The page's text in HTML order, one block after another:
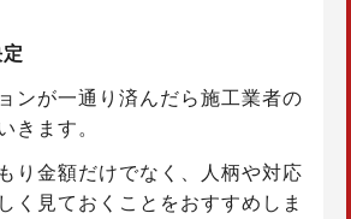
ンが一通り済んだら施工業者の
きます。
り金額だけでなく、人柄や対応
く見ておくことをおすすめしま